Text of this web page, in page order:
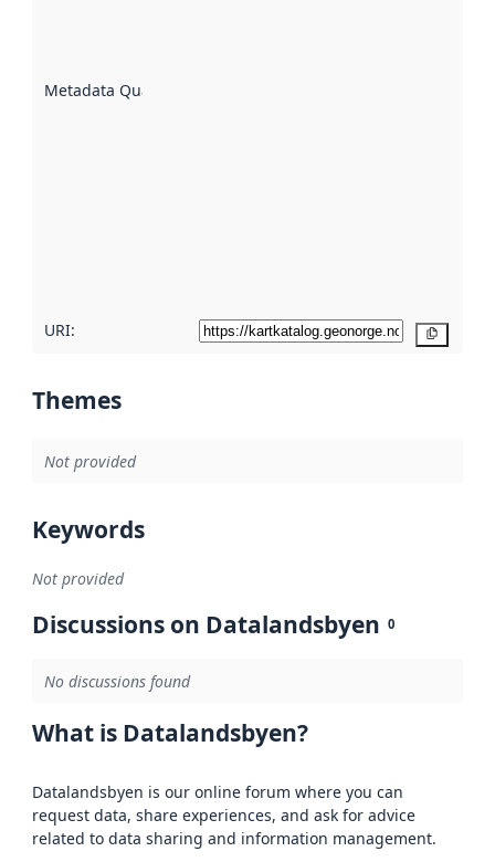
Metadata Quality
URI:
Themes
Not provided
Keywords
Not provided
Discussions on Datalandsbyen 0
No discussions found
What is Datalandsbyen?
Datalandsbyen is our online forum where you can
request data, share experiences, and ask for advice
related to data sharing and information management.